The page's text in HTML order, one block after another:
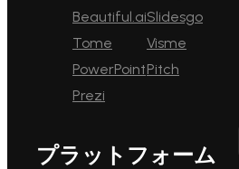
Beautiful.ai
Tome
PowerPoint
Prezi
Slidesgo
Visme
Pitch
プラットフォーム